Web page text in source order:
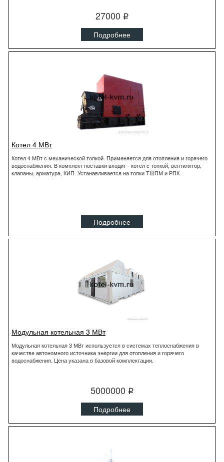
27000 q
Подробнее
Котел 4 МВт
Котел 4 МВт с механической топкой. Применяется для отопления и горячего
водоснабжения. В комплект поставки входит - котел с топкой, вентилятор,
клапаны, арматура, КИП. Устанавливается на топки ТШПМ и РПК.
Подробнее
Модульная котельная 3 МВт
Модульная котельная 3 МВт используется в системах теплоснабжения в
качестве автономного источника энергии для отопления и горячего
водоснабжения. Цена указана в базовой комплектации.
5000000 q
Подробнее